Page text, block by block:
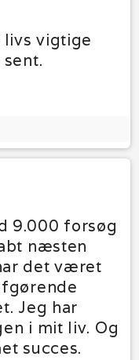
livs vigtige
9.000 forsøg
næsten
det været
Jeg har
i mit liv. Og
succes.